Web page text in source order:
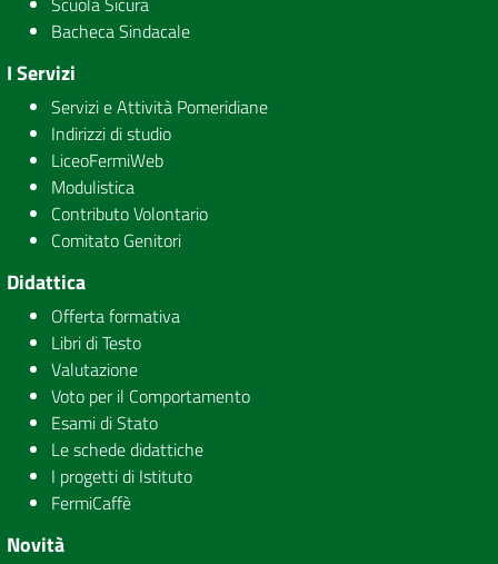
Bacheca Sindacale
I Servizi
Servizi e Attività Pomeridiane
Indirizzi di studio
LiceoFermiWeb
Modulistica
Contributo Volontario
Comitato Genitori
Didattica
Offerta formativa
Libri di Testo
Valutazione
Voto per il Comportamento
Esami di Stato
Le schede didattiche
I progetti di Istituto
FermiCaffè
Novità